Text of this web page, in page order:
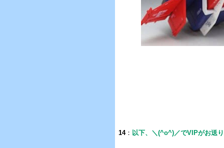
14： 以下、＼(^o^)／でVIPがお送